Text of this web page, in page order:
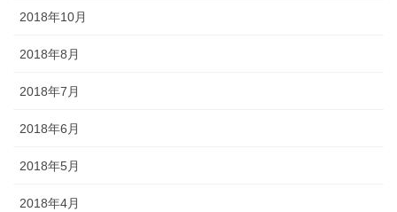
2018年10月
2018年8月
2018年7月
2018年6月
2018年5月
2018年4月